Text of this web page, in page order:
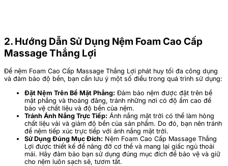
2. Hướng Dẫn Sử Dụng Nệm Foam Cao Cấp
Massage Thắng Lợi
Để nệm Foam Cao Cấp Massage Thắng Lợi phát huy tối đa công dụng
và đảm bảo độ bền, bạn cần lưu ý một số điều trong quá trình sử dụng:
Đặt Nệm Trên Bề Mặt Phẳng: Đảm bảo nệm được đặt trên bề
mặt phẳng và thoáng đãng, tránh những nơi có độ ẩm cao để
bảo vệ chất liệu và độ bền của nệm.
Tránh Ánh Nắng Trực Tiếp: Ánh nắng mặt trời có thể làm hỏng
chất liệu vải và giảm độ bền của sản phẩm. Do đó, bạn nên tránh
để nệm tiếp xúc trực tiếp với ánh nắng mặt trời.
Sử Dụng Đúng Mục Đích: Nệm Foam Cao Cấp Massage Thắng
Lợi được thiết kế để nâng đỡ cơ thể và mang lại giấc ngủ thoải
mái. Hãy đảm bảo bạn sử dụng đúng mục đích để bảo vệ và giữ
cho nệm luôn sạch sẽ, tươm tất.